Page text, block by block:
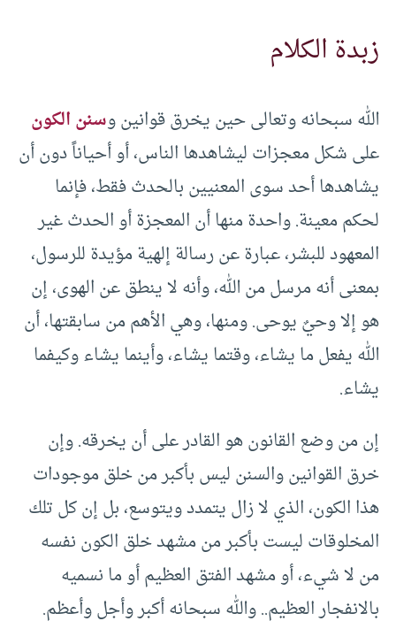
زبدة الكلام
الله سبحانه وتعالى حين يخرق قوانين وسنن الكون
على شكل معجزات ليشاهدها الناس، أو أحياناً دون أن
يشاهدها أحد سوى المعنيين بالحدث فقط، فإنما
لحكم معينة. واحدة منها أن المعجزة أو الحدث غير
المعهود للبشر، عبارة عن رسالة إلهية مؤيدة للرسول،
بمعنى أنه مرسل من الله، وأنه لا ينطق عن الهوى، إن
هو إلا وحيٌ يوحى. ومنها، وهي الأهم من سابقتها، أن
الله يفعل ما يشاء، وقتما يشاء، وأينما يشاء وكيفما
يشاء.
إن من وضع القانون هو القادر على أن يخرقه. وإن
خرق القوانين والسنن ليس بأكبر من خلق موجودات
هذا الكون، الذي لا زال يتمدد ويتوسع، بل إن كل تلك
المخلوقات ليست بأكبر من مشهد خلق الكون نفسه
من لا شيء، أو مشهد الفتق العظيم أو ما نسميه
بالانفجار العظيم.. والله سبحانه أكبر وأجل وأعظم.